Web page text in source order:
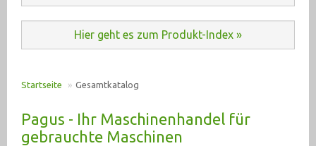
Automation (485)
Baumaschinen (20)
Elektrik (6354)
Hier geht es zum Produkt-Index »
Startseite » Gesamtkatalog
Pagus - Ihr Maschinenhandel für
gebrauchte Maschinen